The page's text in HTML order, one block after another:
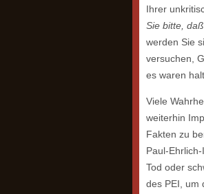
Ihrer
Sie bitte,
werden Sie
versuchen,
es waren
Viele
weiterhin
Fakten zu
Paul-
Tod oder
des PEI, um